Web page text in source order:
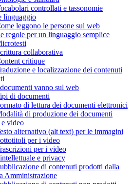
controllati e tassonomie
linguaggio
leggono le persone sul web
regole per un linguaggio semplice
collaborativa
critique
e localizzazione dei contenuti
vanno sul web
di documenti
di lettura dei documenti elettronici
di produzione dei documenti
video
alternativo (alt text) per le immagini
per i video
per i video
e privacy
di contenuti prodotti dalla
Amministrazione